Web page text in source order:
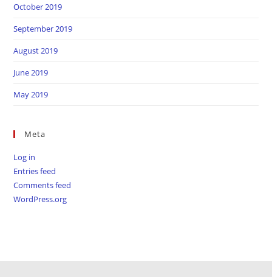
October 2019
September 2019
August 2019
June 2019
May 2019
Meta
Log in
Entries feed
Comments feed
WordPress.org